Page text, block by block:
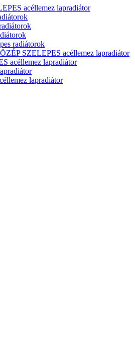
acéllemez lapradiátor
radiátorok
SZELEPES acéllemez lapradiátor
acéllemez lapradiátor
lapradiátor